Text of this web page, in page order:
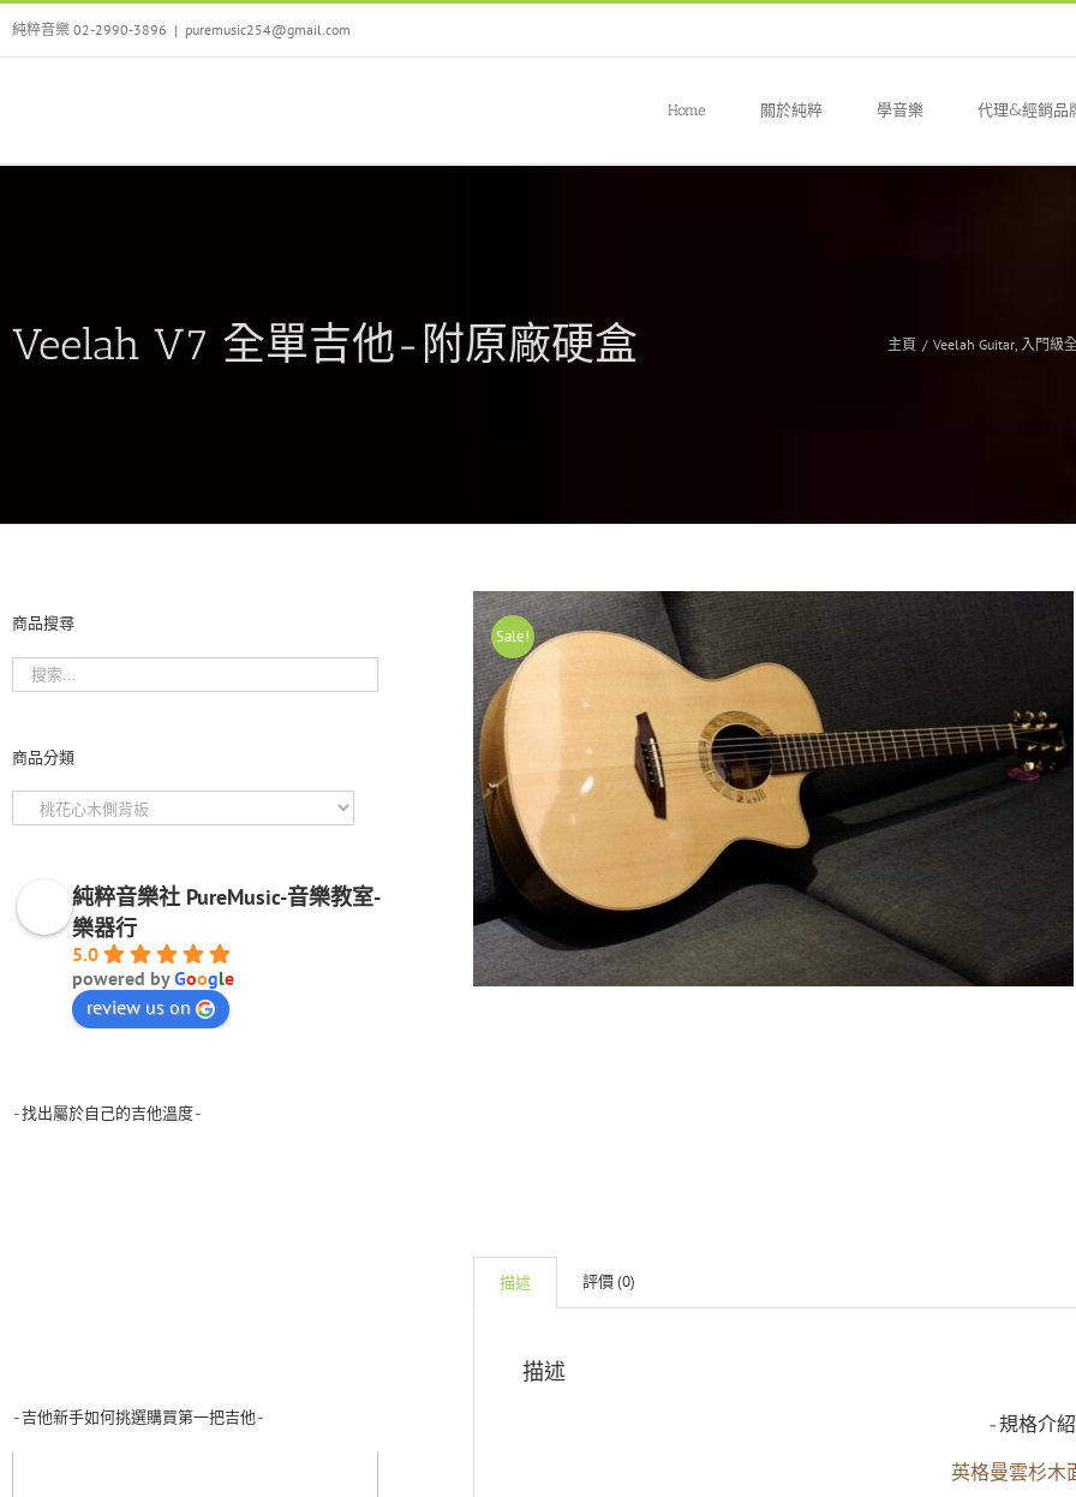
Skip
content
純粹音樂 02-2990-3896 | puremusic254@gmail.com
Home 關於純粹 學音樂 代理&經銷品
Veelah V7 全單吉他-附原廠硬盒 主頁 / Veelah Guitar, 入門級
Sale!
描述 評價 (0)
描述
-規格介
英格曼雲杉木
商品搜尋
商品分類
純粹音樂社 PureMusic-音樂教室-
樂器行
5.0
powered byGoogle
review us on
-找出屬於自己的吉他溫度-
-吉他新手如何挑選購買第一把吉他-